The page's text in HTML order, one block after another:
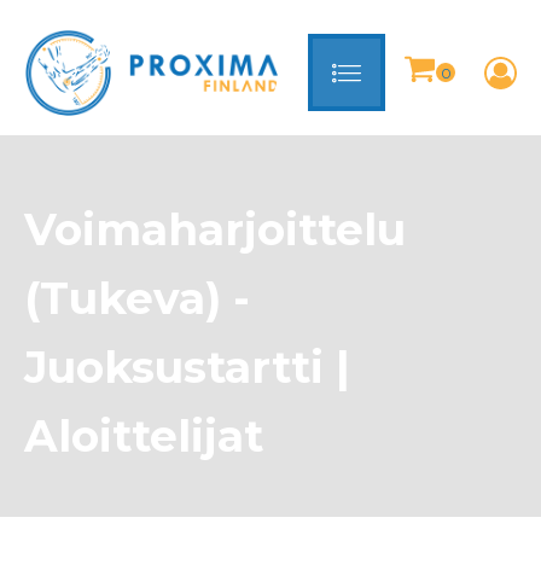
Voimaharjoittelu
(Tukeva) -
Juoksustartti |
Aloittelijat